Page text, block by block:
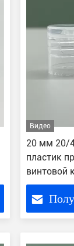
Видео
20 мм 20/
пластик
винтовой